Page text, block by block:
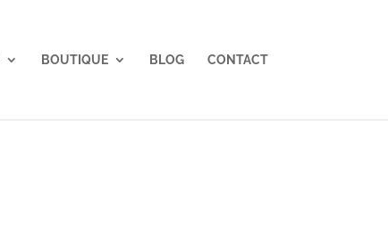
BOUTIQUE BLOG CONTACT